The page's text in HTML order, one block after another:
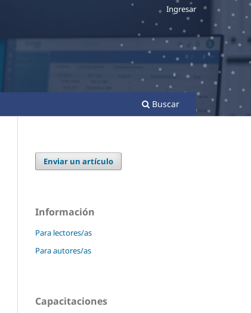
Buscar
Ingresar
Enviar un artículo
Información
Para lectores/as
Para autores/as
Capacitaciones